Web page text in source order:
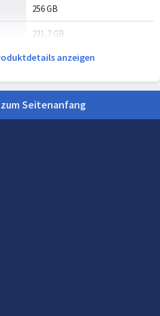
256 GB
231,7 GB
Nicht unterstützt
Dual-SIM
anzeigen
Seitenanfang